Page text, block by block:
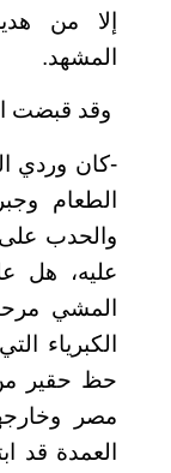
إلا من
المشهد.
وقد قبضت
-كان وردي
الطعام
والحدب
عليه، هل
المشي
الكبرياء
حظ حقير من
مصر
العمدة قد